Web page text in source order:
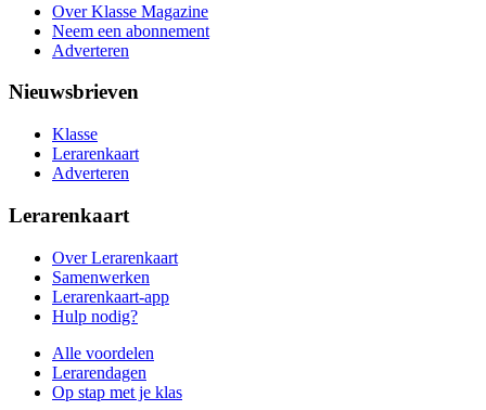
Over Klasse Magazine
Neem een abonnement
Adverteren
Nieuwsbrieven
Klasse
Lerarenkaart
Adverteren
Lerarenkaart
Over Lerarenkaart
Samenwerken
Lerarenkaart-app
Hulp nodig?
Alle voordelen
Lerarendagen
Op stap met je klas